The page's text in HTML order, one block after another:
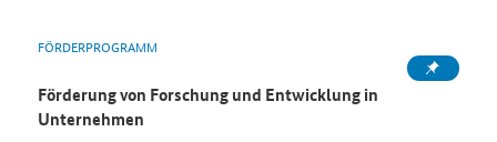
FÖRDERPROGRAMM
Förderung von Forschung und Entwicklung in
Unternehmen